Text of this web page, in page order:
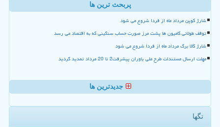
پربحث ترین ها
شارژ کوپن مرداد ماه از فردا شروع می شود
توقف طولانی کامیون ها پشت مرز صورت حساب سنگینی که به اقتصاد می رسد
شارژ کالا برگ مرداد ماه از فردا شروع می شود
مهلت ارسال مستندات طرح ملی یاوران پیشرفت2 تا 20 مرداد تمدید گردید
جدیدترین ها
تگها